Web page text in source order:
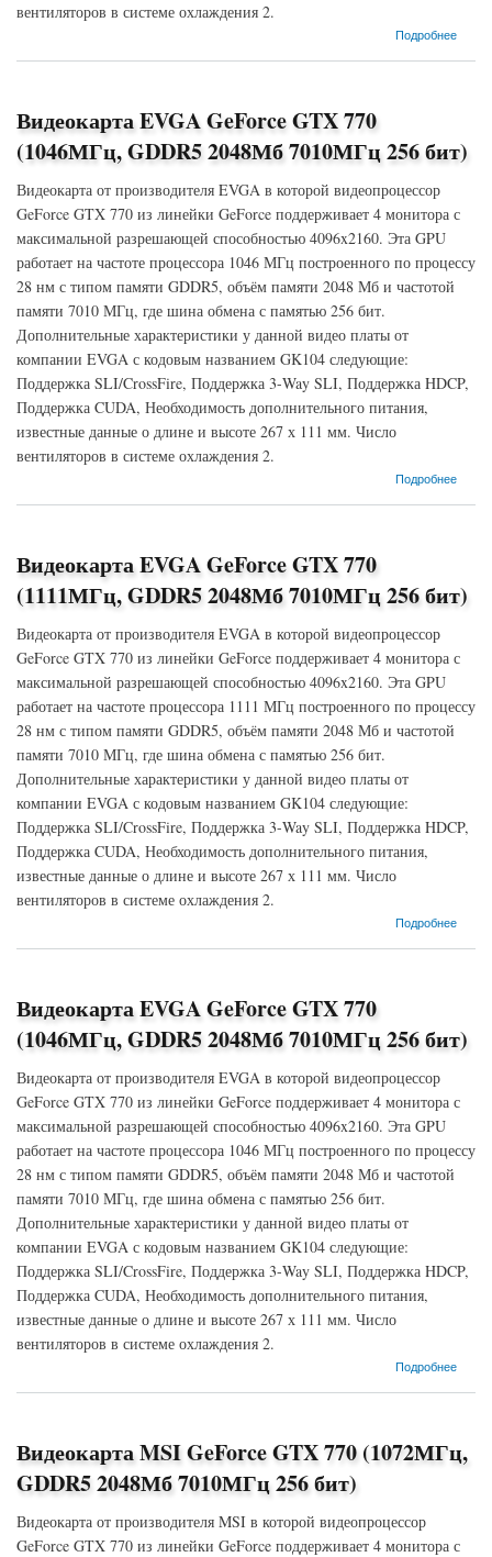
вентиляторов в системе охлаждения 2.
Подробнее
о Видеокарта EVGA GeForce GTX 770 (1111МГц, GDDR5 2048Мб 7010МГц 256 бит)
Видеокарта EVGA GeForce GTX 770
(1046МГц, GDDR5 2048Мб 7010МГц 256 бит)
Видеокарта от производителя EVGA в которой видеопроцессор
GeForce GTX 770 из линейки GeForce поддерживает 4 монитора с
максимальной разрешающей способностью 4096x2160. Эта GPU
работает на частоте процессора 1046 МГц построенного по процессу
28 нм с типом памяти GDDR5, объём памяти 2048 Мб и частотой
памяти 7010 МГц, где шина обмена с памятью 256 бит.
Дополнительные характеристики у данной видео платы от
компании EVGA с кодовым названием GK104 следующие:
Поддержка SLI/CrossFire, Поддержка 3-Way SLI, Поддержка HDCP,
Поддержка CUDA, Необходимость дополнительного питания,
известные данные о длине и высоте 267 х 111 мм. Число
вентиляторов в системе охлаждения 2.
Подробнее
о Видеокарта EVGA GeForce GTX 770 (1046МГц, GDDR5 2048Мб 7010МГц 256 бит)
Видеокарта EVGA GeForce GTX 770
(1111МГц, GDDR5 2048Мб 7010МГц 256 бит)
Видеокарта от производителя EVGA в которой видеопроцессор
GeForce GTX 770 из линейки GeForce поддерживает 4 монитора с
максимальной разрешающей способностью 4096x2160. Эта GPU
работает на частоте процессора 1111 МГц построенного по процессу
28 нм с типом памяти GDDR5, объём памяти 2048 Мб и частотой
памяти 7010 МГц, где шина обмена с памятью 256 бит.
Дополнительные характеристики у данной видео платы от
компании EVGA с кодовым названием GK104 следующие:
Поддержка SLI/CrossFire, Поддержка 3-Way SLI, Поддержка HDCP,
Поддержка CUDA, Необходимость дополнительного питания,
известные данные о длине и высоте 267 х 111 мм. Число
вентиляторов в системе охлаждения 2.
Подробнее
о Видеокарта EVGA GeForce GTX 770 (1111МГц, GDDR5 2048Мб 7010МГц 256 бит)
Видеокарта EVGA GeForce GTX 770
(1046МГц, GDDR5 2048Мб 7010МГц 256 бит)
Видеокарта от производителя EVGA в которой видеопроцессор
GeForce GTX 770 из линейки GeForce поддерживает 4 монитора с
максимальной разрешающей способностью 4096x2160. Эта GPU
работает на частоте процессора 1046 МГц построенного по процессу
28 нм с типом памяти GDDR5, объём памяти 2048 Мб и частотой
памяти 7010 МГц, где шина обмена с памятью 256 бит.
Дополнительные характеристики у данной видео платы от
компании EVGA с кодовым названием GK104 следующие:
Поддержка SLI/CrossFire, Поддержка 3-Way SLI, Поддержка HDCP,
Поддержка CUDA, Необходимость дополнительного питания,
известные данные о длине и высоте 267 х 111 мм. Число
вентиляторов в системе охлаждения 2.
Подробнее
о Видеокарта EVGA GeForce GTX 770 (1046МГц, GDDR5 2048Мб 7010МГц 256 бит)
Видеокарта MSI GeForce GTX 770 (1072МГц,
GDDR5 2048Мб 7010МГц 256 бит)
Видеокарта от производителя MSI в которой видеопроцессор
GeForce GTX 770 из линейки GeForce поддерживает 4 монитора с